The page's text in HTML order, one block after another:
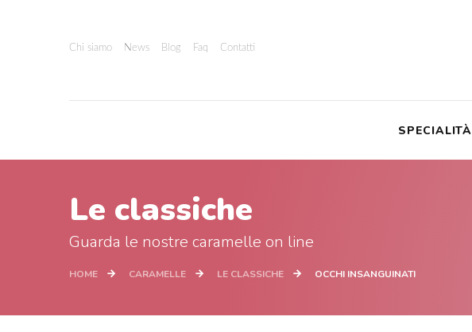
Chi siamo News Blog Faq Contatti
SPECIALITÀ
Le classiche
Guarda le nostre caramelle on line
HOME CARAMELLE LE CLASSICHE OCCHI INSANGUINATI